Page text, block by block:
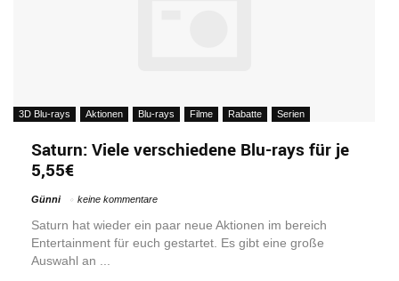
3D Blu-rays Aktionen Blu-rays Filme Rabatte Serien
Saturn: Viele verschiedene Blu-rays für je
5,55€
Günni keine kommentare
Saturn hat wieder ein paar neue Aktionen im bereich
Entertainment für euch gestartet. Es gibt eine große
Auswahl an ...